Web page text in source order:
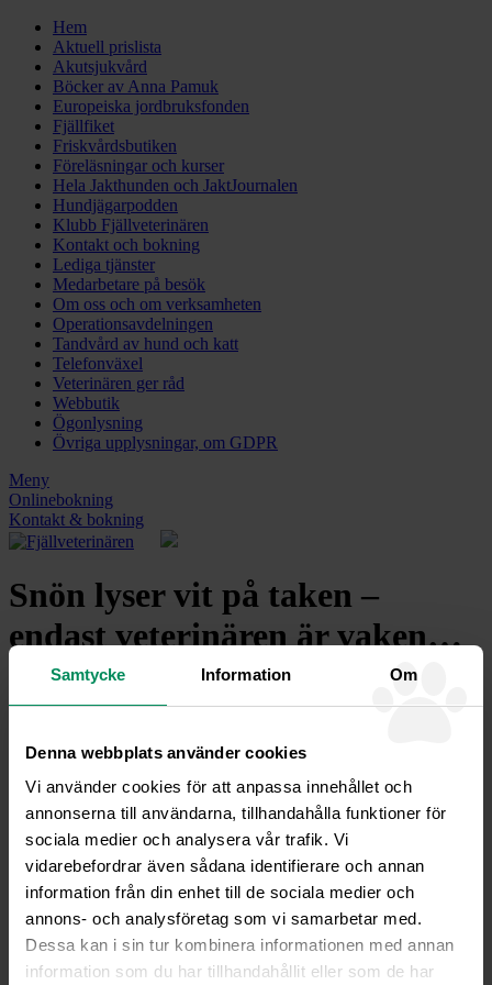
Samtycke Information Om
Denna webbplats använder cookies
Vi använder cookies för att anpassa innehållet och
annonserna till användarna, tillhandahålla funktioner för
sociala medier och analysera vår trafik. Vi
vidarebefordrar även sådana identifierare och annan
information från din enhet till de sociala medier och
annons- och analysföretag som vi samarbetar med.
Dessa kan i sin tur kombinera informationen med annan
information som du har tillhandahållit eller som de har
Hem
Aktuell prislista
Akutsjukvård
Böcker av Anna Pamuk
Europeiska jordbruksfonden
Fjällfiket
Friskvårdsbutiken
Föreläsningar och kurser
Hela Jakthunden och JaktJournalen
Hundjägarpodden
Klubb Fjällveterinären
Kontakt och bokning
Lediga tjänster
Medarbetare på besök
Om oss och om verksamheten
Operationsavdelningen
Tandvård av hund och katt
Telefonväxel
Veterinären ger råd
Webbutik
Ögonlysning
Övriga upplysningar, om GDPR
Meny
Onlinebokning
Kontakt & bokning
Snön lyser vit på taken –
endast veterinären är vaken…
Välkomna in till oss i värmen – vi bjuder på glögg och
pepparkakor hela december!
Ni kommer väl ihåg våra fyrbenta små vänner i jul? Vi erbjuder
användbara och livräddande julklappar ex akutvårdskit med
termometer för 150 kr (ord 200 kr)eller tasskit med salva och sockar
för 199 kr (ord 289 kr). Eller varför inte en vov/mjau goodie bag för
50 kr? Dessutom uppmanar vi till vinterlek och ger er 20% på
alla leksaker hela december!
Tillbaka till nyheter